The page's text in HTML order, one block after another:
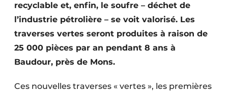
Façades
Géotextiles
Infrastructures souterraines et égouttage
Protection solaire
recyclable et, enfin, le soufre – déchet de
l’industrie pétrolière – se voit valorisé. Les
traverses vertes seront produites à raison de
25 000 pièces par an pendant 8 ans à
Baudour, près de Mons.
Ces nouvelles traverses « vertes », les premières